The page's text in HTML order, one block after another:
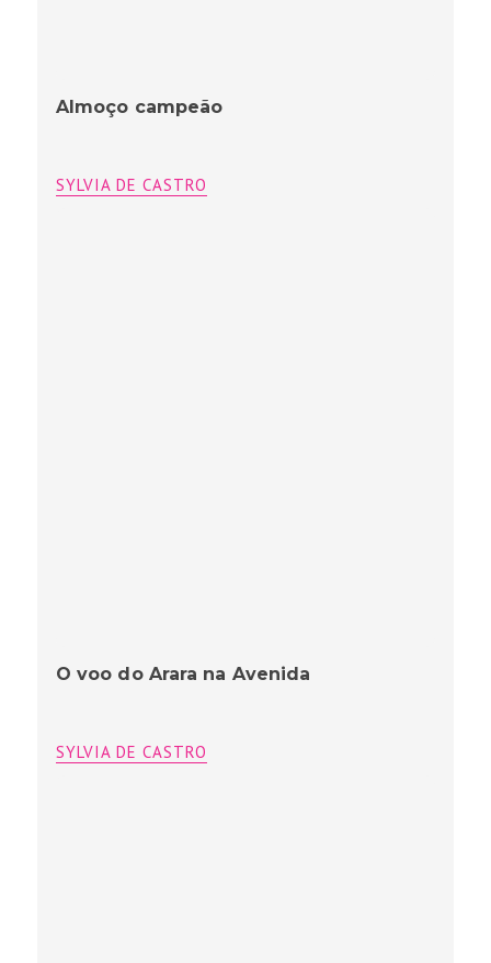
Almoço campeão
SYLVIA DE CASTRO
O voo do Arara na Avenida
SYLVIA DE CASTRO